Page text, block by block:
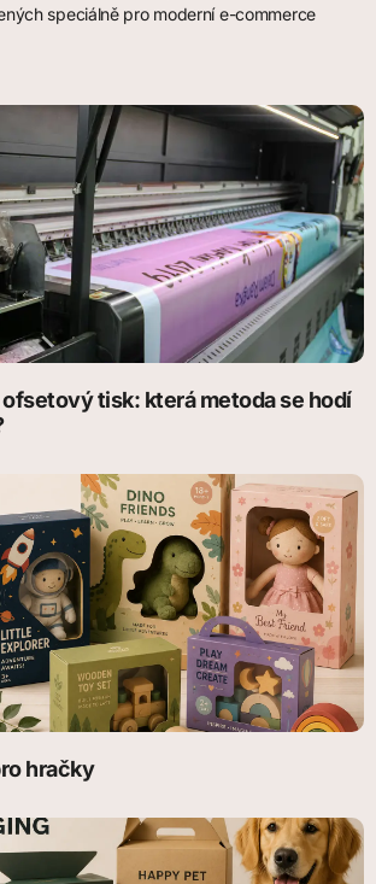
speciálně pro moderní e-commerce
tisk: která metoda se hodí
hračky